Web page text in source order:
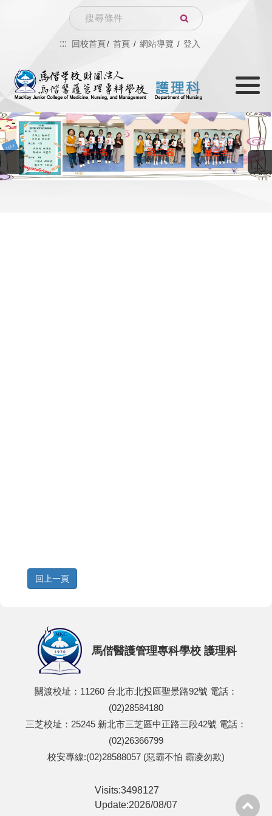
要
內
容
::: 回校首頁 首頁 網站導覽 登入
Search
Toggle
馬偕醫護管理專科學校 護理科
關渡校址：11260 台北市北投區聖景路92號 電話：
(02)28584180
三芝校址：25245 新北市三芝區中正路三段42號 電話：
(02)26366799
校安專線:(02)28588057 (惡霸不怕 霸凌勿欺)
Visits:3498127
Update:2026/08/07